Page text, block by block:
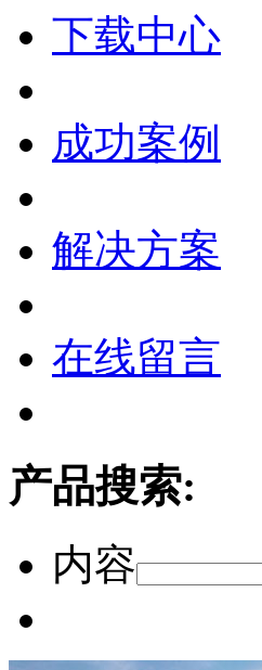
下载中心
成功案例
解决方案
在线留言
产品搜索:
内容